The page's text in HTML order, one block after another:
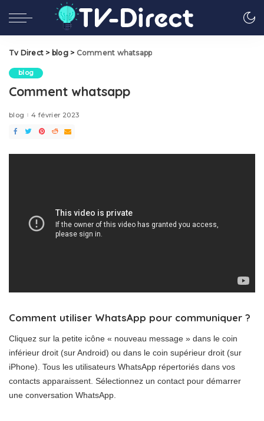
Tv Direct > blog> Comment whatsapp
blog
Comment whatsapp
blog 4 février 2023
Comment utiliser WhatsApp pour communiquer ?
Cliquez sur la petite icône « nouveau message » dans le coin
inférieur droit (sur Android) ou dans le coin supérieur droit (sur
iPhone). Tous les utilisateurs WhatsApp répertoriés dans vos
contacts apparaissent. Sélectionnez un contact pour démarrer
une conversation WhatsApp.